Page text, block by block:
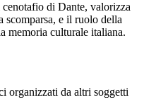
di Dante, valorizza
scomparsa, e il ruolo della
memoria culturale italiana.
organizzati da altri soggetti